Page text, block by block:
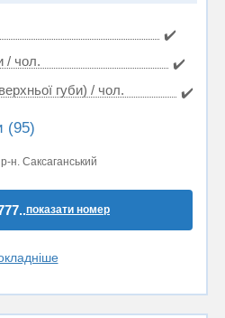
✔️
/ чол.
✔️
губи) / чол.
✔️
(95)
н. Саксаганський
показати номер